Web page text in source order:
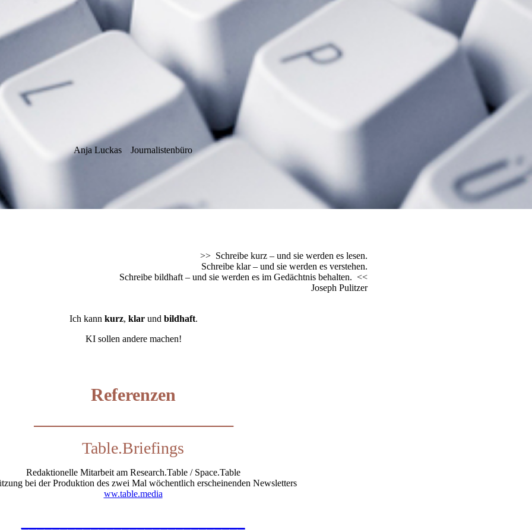
Anja Luckas Journalistenbüro
>> Schreibe kurz – und sie werden es lesen.
Schreibe klar – und sie werden es verstehen.
Schreibe bildhaft – und sie werden es im Gedächtnis behalten. <<
Joseph Pulitzer
Ich kann kurz, klarund bildhaft.
KI sollen andere machen!
Referenzen
Table.Briefings
Redaktionelle Mitarbeit am Research.Table / Space.Table
bei der Produktion des zwei Mal wöchentlich erscheinenden Newsletters
ww.table.media